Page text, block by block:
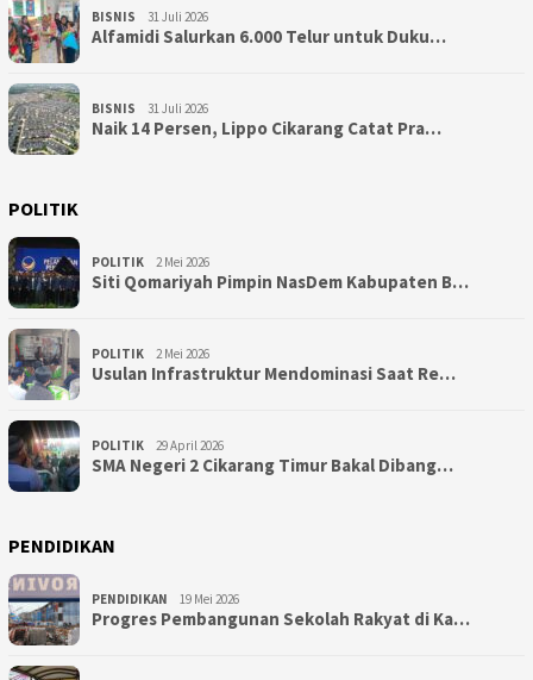
BISNIS 31 Juli 2026
Alfamidi Salurkan 6.000 Telur untuk Duku…
BISNIS 31 Juli 2026
Naik 14 Persen, Lippo Cikarang Catat Pra…
POLITIK
POLITIK 2 Mei 2026
Siti Qomariyah Pimpin NasDem Kabupaten B…
POLITIK 2 Mei 2026
Usulan Infrastruktur Mendominasi Saat Re…
POLITIK 29 April 2026
SMA Negeri 2 Cikarang Timur Bakal Dibang…
PENDIDIKAN
PENDIDIKAN 19 Mei 2026
Progres Pembangunan Sekolah Rakyat di Ka…